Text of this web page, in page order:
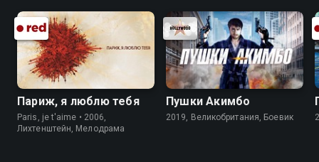
Париж, я люблю тебя
Paris, je t'aime • 2006,
Лихтенштейн, Мелодрама
Пушки Акимбо
2019, Великобритания, Боевик